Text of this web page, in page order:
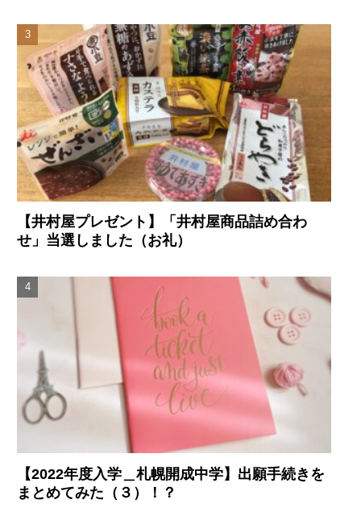
【井村屋プレゼント】「井村屋商品詰め合わ
せ」当選しました（お礼）
【2022年度入学＿札幌開成中学】出願手続きを
まとめてみた（３）！？